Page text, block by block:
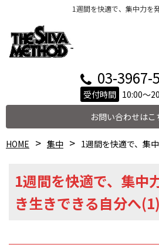
1週間を快適で、集中力を
03-3967-
受付時間 10:00～
お問い合わせはこ
HOME 集中 1週間を快適で、集
1週間を快適で、集中
き生きできる自分へ(1)